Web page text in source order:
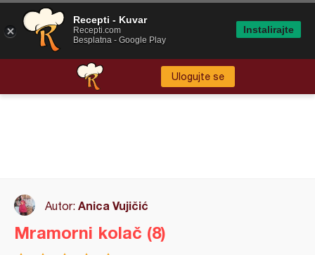
Ulogujte se
Autor: Anica Vujičić
Mramorni kolač (8)
Recepti - Kuvar
Recepti.com
Besplatna - Google Play
Instalirajte